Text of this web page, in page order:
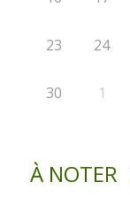
23 24
30 1
À NOTER